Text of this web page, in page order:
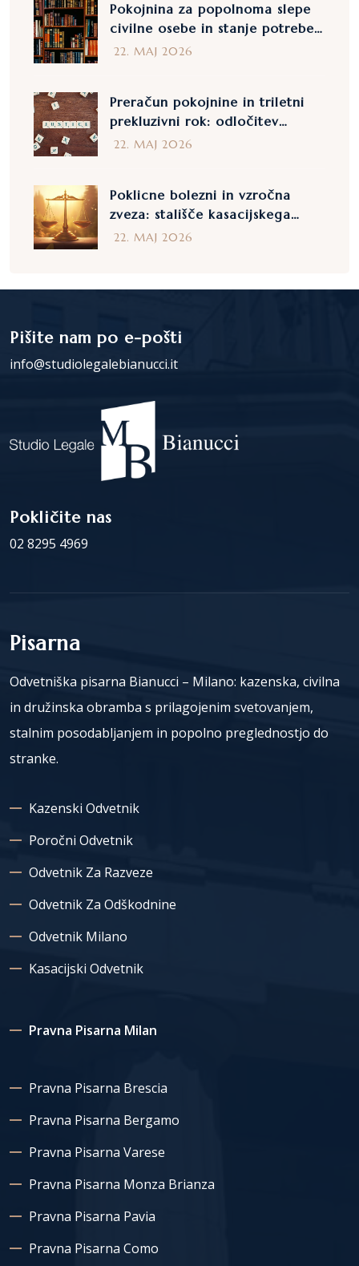
27189/2025
Pokojnina za popolnoma slepe
civilne osebe in stanje potrebe:
stališče kasacijskega sodišča v
22. MAJ 2026
Preračun pokojnine in triletni
prekluzivni rok: odločitev
kasacijskega sodišča v odločbi
22. MAJ 2026
Poklicne bolezni in vzročna
zveza: stališče kasacijskega
sodišča v odločbi št. 27410 iz
22. MAJ 2026
Pišite nam po e-pošti
info@studiolegalebianucci.it
Pokličite nas
02 8295 4969
Pisarna
Odvetniška pisarna Bianucci – Milano: kazenska, civilna
in družinska obramba s prilagojenim svetovanjem,
stalnim posodabljanjem in popolno preglednostjo do
stranke.
Kazenski Odvetnik
Poročni Odvetnik
Odvetnik Za Razveze
Odvetnik Za Odškodnine
Odvetnik Milano
Kasacijski Odvetnik
Pravna Pisarna Milan
Pravna Pisarna Brescia
Pravna Pisarna Bergamo
Pravna Pisarna Varese
Pravna Pisarna Monza Brianza
Pravna Pisarna Pavia
Pravna Pisarna Como